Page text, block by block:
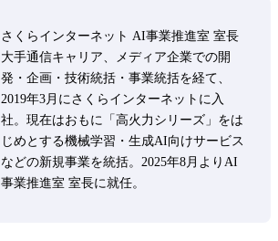
さくらインターネット AI事業推進室 室長
大手通信キャリア、メディア企業での開
発・企画・技術統括・事業統括を経て、
2019年3月にさくらインターネットに入
社。現在はおもに「高火力シリーズ」をは
じめとする機械学習・生成AI向けサービス
などの新規事業を統括。2025年8月よりAI
事業推進室 室長に就任。